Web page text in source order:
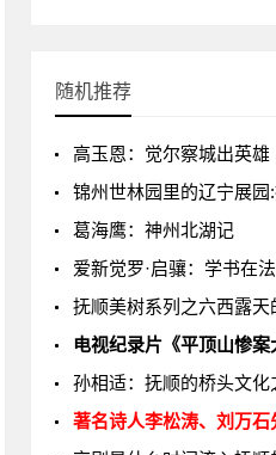
随机推荐
高玉恩：觉尔察城出英雄
锦州世林园里的辽宁展园
葛海鹰：神州北湖记
爱新觉罗·启骧：学书在
抚顺美树系列之六西露天
电视纪录片《平顶山惨案大
孙相适：抚顺的桥头文化之四
著名诗人李松涛、刘万石先生